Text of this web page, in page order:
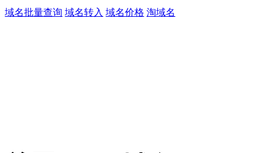
域名批量查询 域名转入 域名价格 淘域名